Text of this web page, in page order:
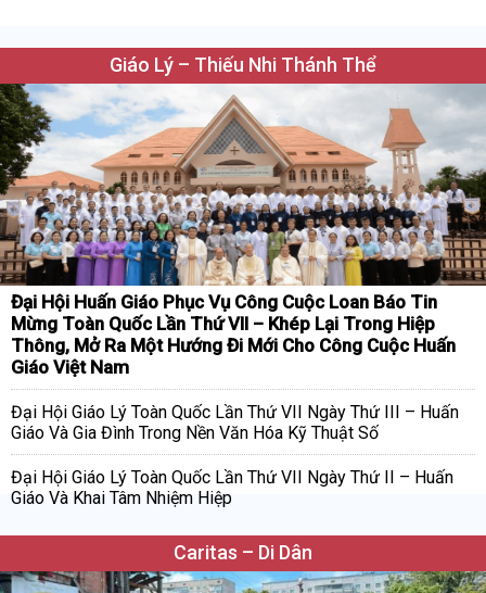
Giáo Lý – Thiếu Nhi Thánh Thể
Đại Hội Huấn Giáo Phục Vụ Công Cuộc Loan Báo Tin
Mừng Toàn Quốc Lần Thứ VII – Khép Lại Trong Hiệp
Thông, Mở Ra Một Hướng Đi Mới Cho Công Cuộc Huấn
Giáo Việt Nam
Đại Hội Giáo Lý Toàn Quốc Lần Thứ VII Ngày Thứ III – Huấn
Giáo Và Gia Đình Trong Nền Văn Hóa Kỹ Thuật Số
Đại Hội Giáo Lý Toàn Quốc Lần Thứ VII Ngày Thứ II – Huấn
Giáo Và Khai Tâm Nhiệm Hiệp
Caritas – Di Dân